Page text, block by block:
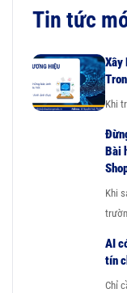
Tin tức
Xây
Khi
Bài
Khi
AI
tín
Chỉ